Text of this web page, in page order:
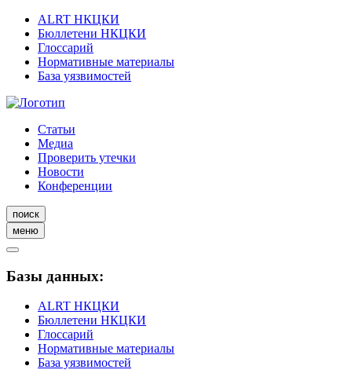
ALRT НКЦКИ
Бюллетени НКЦКИ
Глоссарий
Нормативные материалы
База уязвимостей
Статьи
Медиа
Проверить утечки
Новости
Конференции
поиск
меню
Базы данных:
ALRT НКЦКИ
Бюллетени НКЦКИ
Глоссарий
Нормативные материалы
База уязвимостей